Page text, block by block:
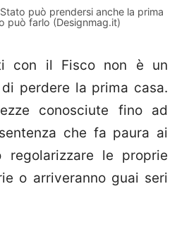
può prendersi anche la prima
può farlo (Designmag.it)
con il Fisco non è un
perdere la prima casa.
conosciute fino ad
che fa paura ai
regolarizzare le proprie
o arriveranno guai seri